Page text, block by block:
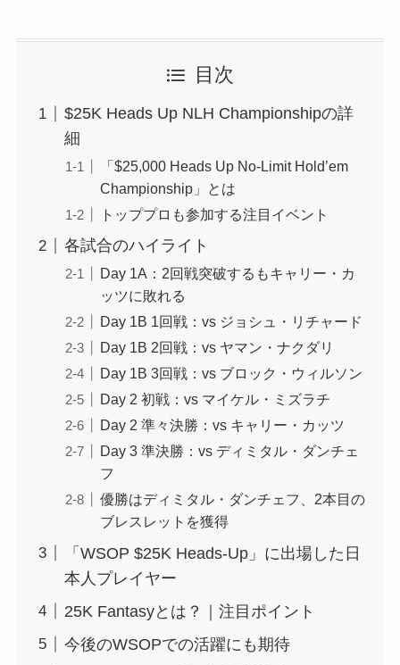
目次
$25K Heads Up NLH Championshipの詳
細
「$25,000 Heads Up No-Limit Hold’em
Championship」とは
トッププロも参加する注目イベント
各試合のハイライト
Day 1A：2回戦突破するもキャリー・カ
ッツに敗れる
Day 1B 1回戦：vs ジョシュ・リチャード
Day 1B 2回戦：vs ヤマン・ナクダリ
Day 1B 3回戦：vs ブロック・ウィルソン
Day 2 初戦：vs マイケル・ミズラチ
Day 2 準々決勝：vs キャリー・カッツ
Day 3 準決勝：vs ディミタル・ダンチェ
フ
優勝はディミタル・ダンチェフ、2本目の
ブレスレットを獲得
「WSOP $25K Heads-Up」に出場した日
本人プレイヤー
25K Fantasyとは？｜注目ポイント
今後のWSOPでの活躍にも期待